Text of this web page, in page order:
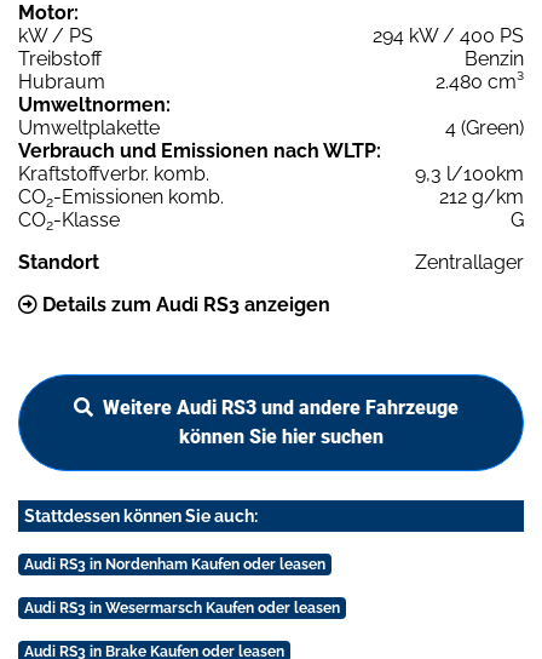
Motor:
kW / PS
294 kW / 400 PS
Treibstoff
Benzin
Hubraum
2.480 cm³
Umweltnormen:
Umweltplakette
4 (Green)
Verbrauch und Emissionen nach WLTP:
Kraftstoffverbr. komb.
9,3 l/100km
CO2-Emissionen komb.
212 g/km
CO2-Klasse
G
Standort
Zentrallager
Details zum Audi RS3 anzeigen
Weitere Audi RS3 und andere Fahrzeuge
können Sie hier suchen
Stattdessen können Sie auch:
Audi RS3 in Nordenham Kaufen oder leasen
Audi RS3 in Wesermarsch Kaufen oder leasen
Audi RS3 in Brake Kaufen oder leasen